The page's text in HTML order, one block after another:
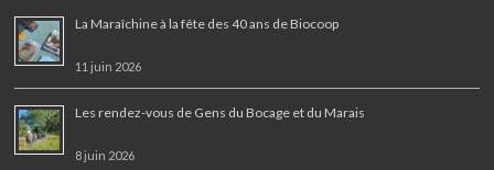
La Maraîchine à la fête des 40 ans de Biocoop
11 juin 2026
Les rendez-vous de Gens du Bocage et du Marais
8 juin 2026